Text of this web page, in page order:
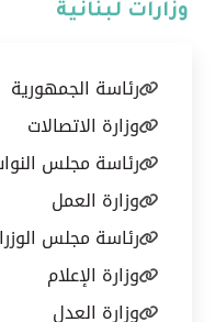
وزارات لبنانية
رئاسة الجمهورية
وزارة الاتصالات
رئاسة مجلس النواب
وزارة العمل
رئاسة مجلس الوزراء
وزارة الإعلام
وزارة العدل